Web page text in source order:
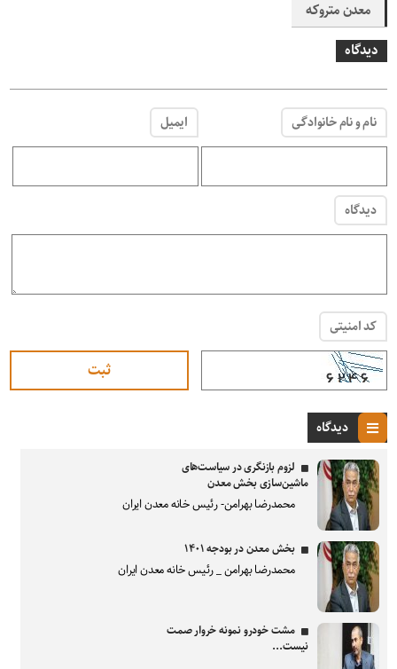
معدن متروکه
دیدگاه
نام و نام خانوادگی ایمیل
دیدگاه
کد امنیتی
دیدگاه
لزوم بازنگری در سیاست‌های
ماشین‌سازی بخش معدن
محمدرضا بهرامن- رئیس خانه معدن ایران
بخش معدن در بودجه ۱۴۰۱
محمدرضا بهرامن _ رئیس خانه معدن ایران
مشت خودرو نمونه خروار صمت
نیست...